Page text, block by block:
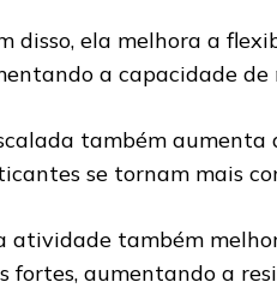
disso, ela melhora a
a capacidade de
também aumenta
se tornam mais
atividade também
fortes, aumentando a